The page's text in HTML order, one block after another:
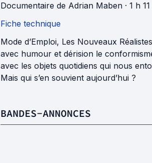
Documentaire de Adrian Maben · 1 h
Fiche technique
Mode d’Emploi, Les Nouveaux
avec humour et dérision le
avec les objets quotidiens qui nous
Mais qui s’en souvient aujourd’hui ?
BANDES-ANNONCES